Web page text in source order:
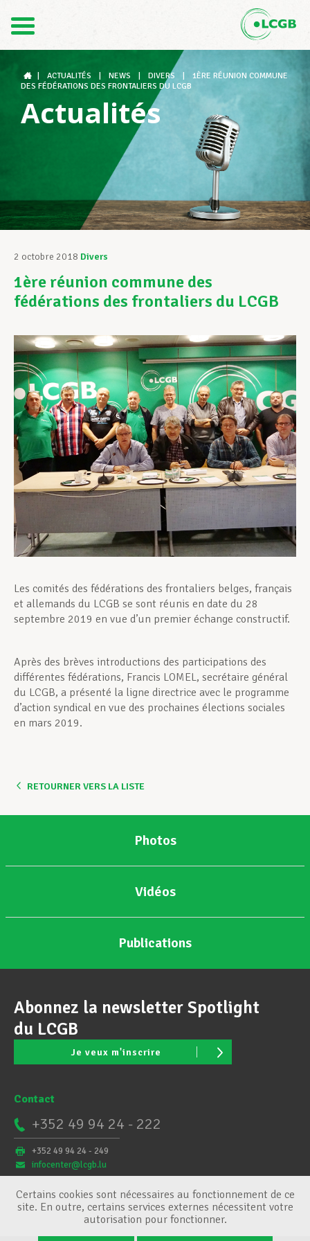
DE
Le LCGB
Structures syndicales
Assistance au Travail
Vos droits
Assistance en vie privée
Développement professionnel
Devenir Membre
Actualités
ACTUALITÉS NEWS DIVERS
1ÈRE RÉUNION COMMUNE
DES FÉDÉRATIONS DES FRONTALIERS DU LCGB
Actualités
2 octobre 2018 Divers
1ère réunion commune des
fédérations des frontaliers du LCGB
Les comités des fédérations des frontaliers belges, français
et allemands du LCGB se sont réunis en date du 28
septembre 2019 en vue d’un premier échange constructif.
Après des brèves introductions des participations des
différentes fédérations, Francis LOMEL, secrétaire général
du LCGB, a présenté la ligne directrice avec le programme
d’action syndical en vue des prochaines élections sociales
en mars 2019.
RETOURNER VERS LA LISTE
Photos
Vidéos
Publications
Abonnez la newsletter Spotlight
du LCGB
Je veux m'inscrire
Contact
+352 49 94 24 - 222
+352 49 94 24 - 249
infocenter@lcgb.lu
Certains cookies sont nécessaires au fonctionnement de ce
site. En outre, certains services externes nécessitent votre
autorisation pour fonctionner.